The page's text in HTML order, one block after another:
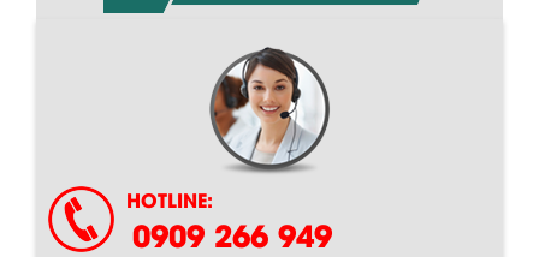
HOTLINE:
0909 266 949